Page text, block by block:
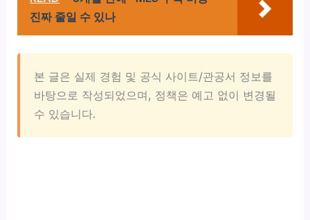
진짜 줄일 수 있나
본 글은 실제 경험 및 공식 사이트/관공서 정보를
바탕으로 작성되었으며, 정책은 예고 없이 변경될
수 있습니다.